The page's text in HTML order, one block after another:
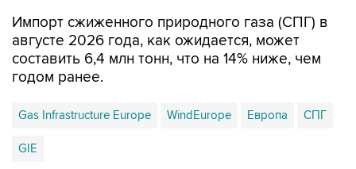
Импорт сжиженного природного газа (СПГ) в
августе 2026 года, как ожидается, может
составить 6,4 млн тонн, что на 14% ниже, чем
годом ранее.
Gas Infrastructure Europe WindEurope Европа СПГ
GIE